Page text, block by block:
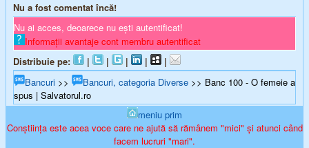
Nu a fost comentat încă!
Nu ai acces, deoarece nu ești autentificat!
Informații avantaje cont membru autentificat
Distribuie pe:
| | | |
|
Bancuri >> Bancuri, categoria Diverse >> Banc 100 - O femeie a
spus | Salvatorul.ro
meniu prim
Conștiința este acea voce care ne ajută să rămânem "mici" și atunci când
facem lucruri "mari".